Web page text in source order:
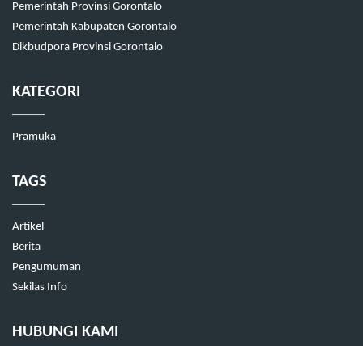
Pemerintah Provinsi Gorontalo
Pemerintah Kabupaten Gorontalo
Dikbudpora Provinsi Gorontalo
KATEGORI
Pramuka
TAGS
Artikel
Berita
Pengumuman
Sekilas Info
HUBUNGI KAMI